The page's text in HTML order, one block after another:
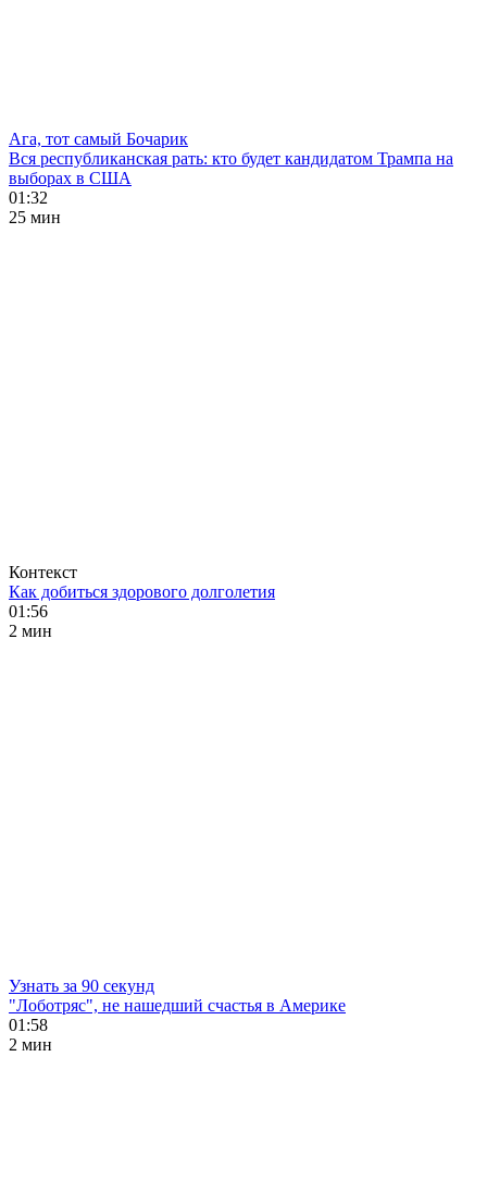
Ага, тот самый Бочарик
Вся республиканская рать: кто будет кандидатом Трампа на
выборах в США
01:32
25 мин
Контекст
Как добиться здорового долголетия
01:56
2 мин
Узнать за 90 секунд
"Лоботряс", не нашедший счастья в Америке
01:58
2 мин